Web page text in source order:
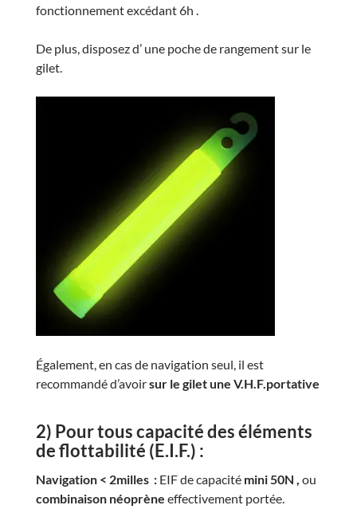
fonctionnement excédant 6h .
De plus, disposez d’ une poche de rangement sur le
gilet.
Également, en cas de navigation seul, il est
recommandé d’avoirsur le gilet une V.H.F.portative
2) Pour tous capacité des éléments
de flottabilité (E.I.F.) :
Navigation < 2milles : EIF de capacité mini 50N , ou
combinaison néoprène effectivement portée.